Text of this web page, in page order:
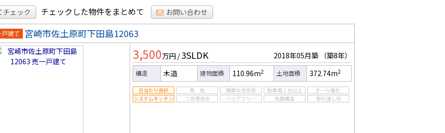
チェック チェックした物件をまとめて お問い合わせ
戸建
宮崎市佐土原町下田島12063
3,500万円 / 3SLDK 2018年05月築 （築8年）
構造 木造 建物面積 110.96m2 土地面積 372.74m2